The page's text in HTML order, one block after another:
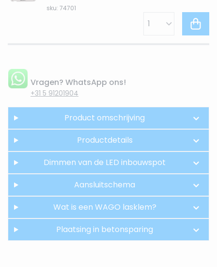
sku: 74701
Vragen? WhatsApp ons!
+31 5 91201904
Product omschrijving
Productdetails
Dimmen van de LED inbouwspot
Aansluitschema
Wat is een WAGO lasklem?
Plaatsing in betonsparing